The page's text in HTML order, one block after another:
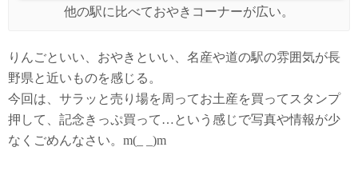
他の駅に比べておやきコーナーが広い。
りんごといい、おやきといい、名産や道の駅の雰囲気が長
野県と近いものを感じる。
今回は、サラッと売り場を周ってお土産を買ってスタンプ
押して、記念きっぷ買って…という感じで写真や情報が少
なくごめんなさい。m(_ _)m